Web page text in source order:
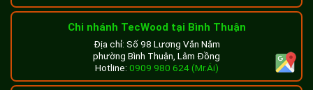
Chi nhánh TecWood tại Bình Thuận
Địa chỉ: Số 98 Lương Văn Năm
phường Bình Thuận, Lâm Đồng
Hotline: 0909 980 624 (Mr.Ái)